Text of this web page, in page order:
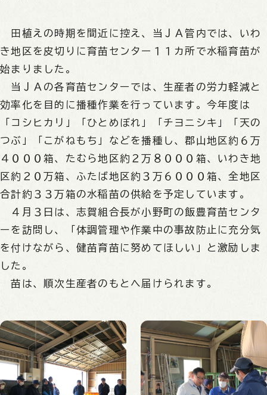
田植えの時期を間近に控え、当ＪＡ管内では、いわ
き地区を皮切りに育苗センター１１カ所で水稲育苗が
始まりました。
当ＪＡの各育苗センターでは、生産者の労力軽減と
効率化を目的に播種作業を行っています。今年度は
「コシヒカリ」「ひとめぼれ」「チヨニシキ」「天の
つぶ」「こがねもち」などを播種し、郡山地区約６万
４０００箱、たむら地区約２万８０００箱、いわき地
区約２０万箱、ふたば地区約３万６０００箱、全地区
合計約３３万箱の水稲苗の供給を予定しています。
４月３日は、志賀組合長が小野町の飯豊育苗センタ
ーを訪問し、「体調管理や作業中の事故防止に充分気
を付けながら、健苗育苗に努めてほしい」と激励しま
した。
苗は、順次生産者のもとへ届けられます。